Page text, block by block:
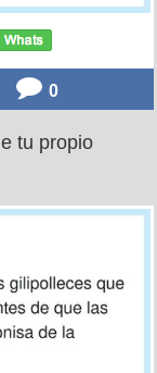
0
tu propio